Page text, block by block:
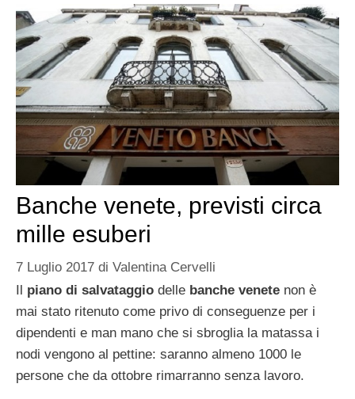
Banche venete, previsti circa
mille esuberi
7 Luglio 2017 di Valentina Cervelli
Il piano di salvataggio delle banche venete non è
mai stato ritenuto come privo di conseguenze per i
dipendenti e man mano che si sbroglia la matassa i
nodi vengono al pettine: saranno almeno 1000 le
persone che da ottobre rimarranno senza lavoro.